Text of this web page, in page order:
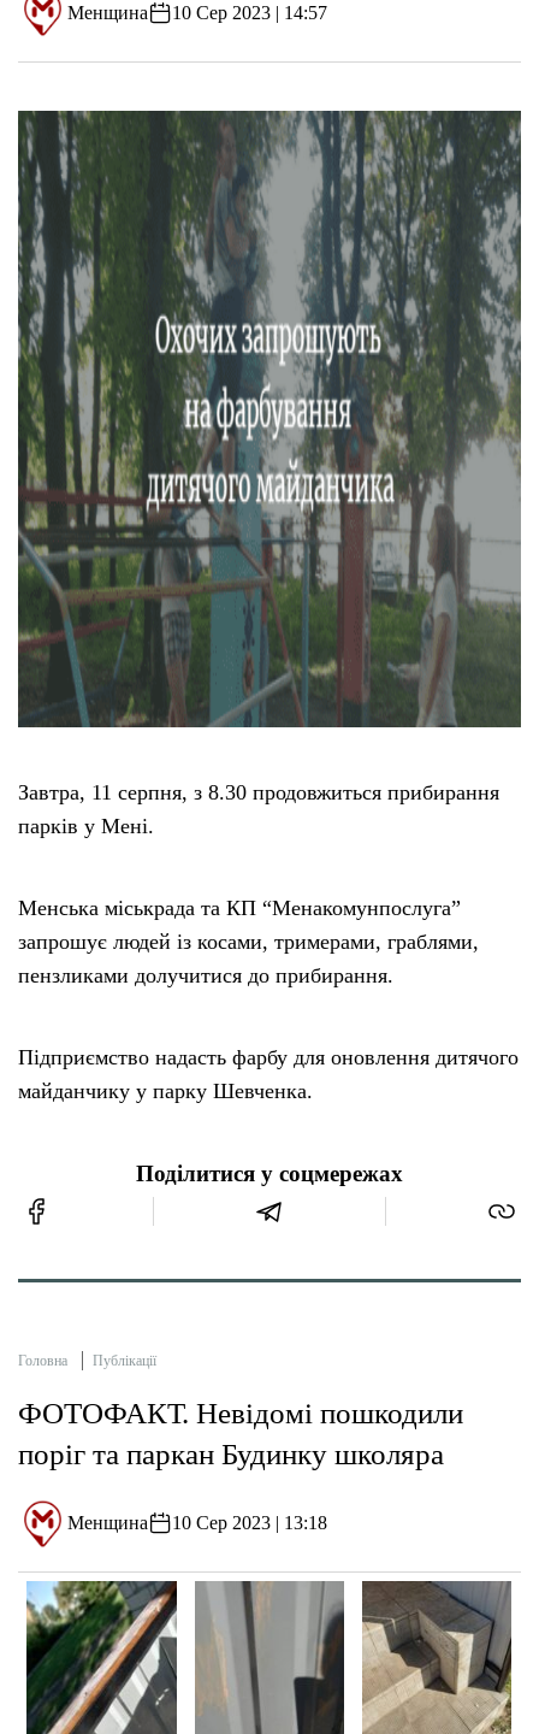
Менщина 10 Сер 2023 | 14:57
Завтра, 11 серпня, з 8.30 продовжиться прибирання
парків у Мені.
Менська міськрада та КП “Менакомунпослуга”
запрошує людей із косами, тримерами, граблями,
пензликами долучитися до прибирання.
Підприємство надасть фарбу для оновлення дитячого
майданчику у парку Шевченка.
Поділитися у соцмережах
Головна Публікації
ФОТОФАКТ. Невідомі пошкодили
поріг та паркан Будинку школяра
Менщина 10 Сер 2023 | 13:18